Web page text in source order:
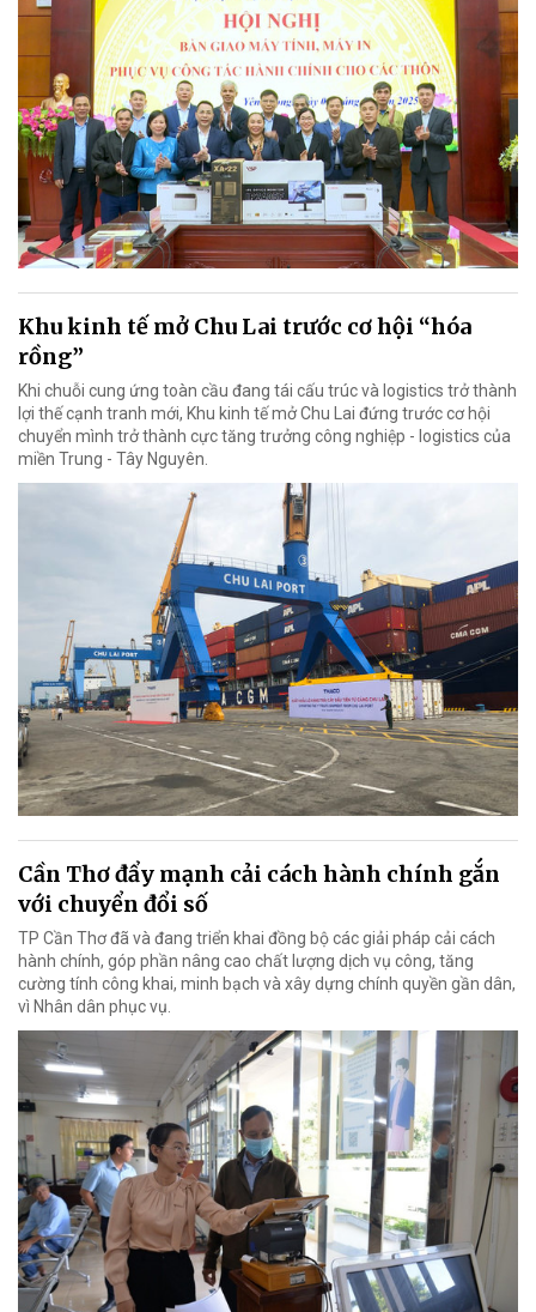
Khu kinh tế mở Chu Lai trước cơ hội “hóa
rồng”
Khi chuỗi cung ứng toàn cầu đang tái cấu trúc và logistics trở thành
lợi thế cạnh tranh mới, Khu kinh tế mở Chu Lai đứng trước cơ hội
chuyển mình trở thành cực tăng trưởng công nghiệp - logistics của
miền Trung - Tây Nguyên.
Cần Thơ đẩy mạnh cải cách hành chính gắn
với chuyển đổi số
TP Cần Thơ đã và đang triển khai đồng bộ các giải pháp cải cách
hành chính, góp phần nâng cao chất lượng dịch vụ công, tăng
cường tính công khai, minh bạch và xây dựng chính quyền gần dân,
vì Nhân dân phục vụ.